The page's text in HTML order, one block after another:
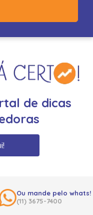
de dicas
Ou mande pelo whats!
(11) 3675-7400